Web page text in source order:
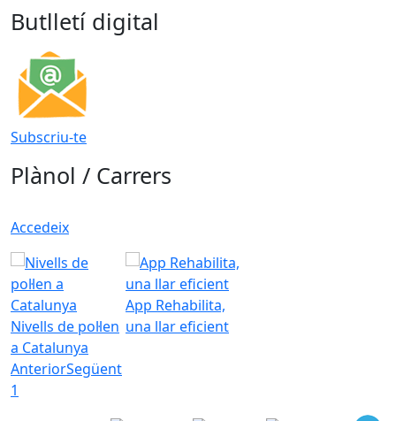
Butlletí digital
Subscriu-te
Plànol / Carrers
Accedeix
Nivells de pol·len
a Catalunya
App Rehabilita,
una llar eficient
AnteriorSegüent
1